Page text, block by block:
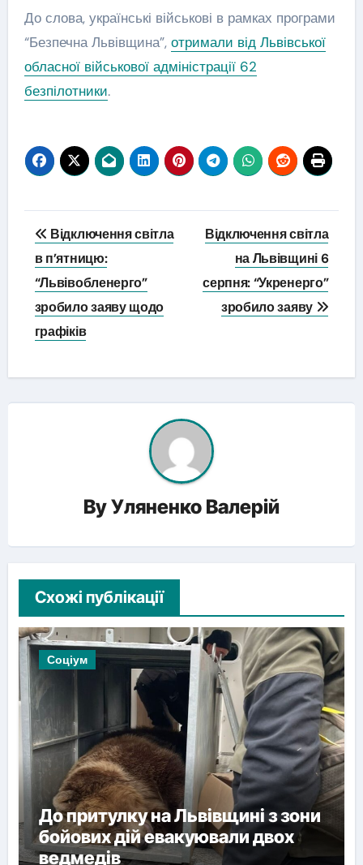
До слова, українські військові в рамках програми
“Безпечна Львівщина”, отримали від Львівської
обласної військової адміністрації 62
безпілотники.
Навігація
записів
Відключення світла
в п’ятницю:
“Львівобленерго”
зробило заяву щодо
графіків
Відключення світла
на Львівщині 6
серпня: “Укренерго”
зробило заяву
ByУляненко Валерій
Схожі публікації
Соціум
До притулку на Львівщині з зони
бойових дій евакуювали двох
ведмедів